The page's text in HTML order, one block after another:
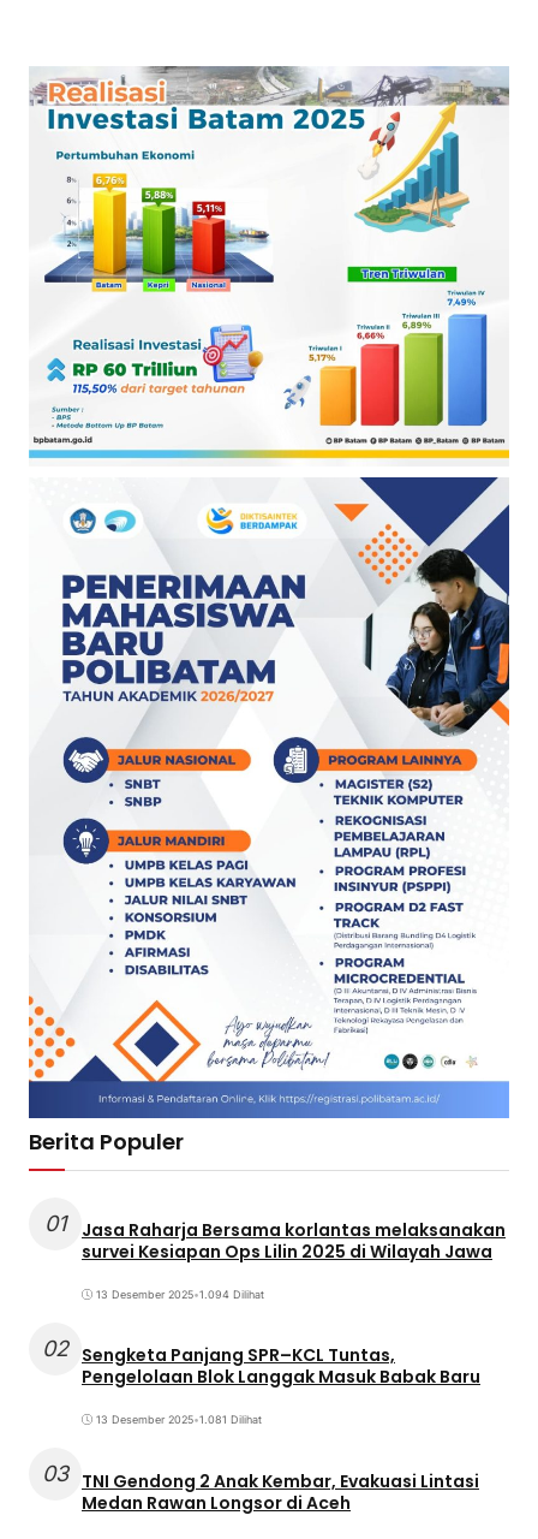
Berita Populer
01
Jasa Raharja Bersama korlantas melaksanakan
survei Kesiapan Ops Lilin 2025 di Wilayah Jawa
13 Desember 2025•1.094 Dilihat
02 Sengketa Panjang SPR–KCL Tuntas,
Pengelolaan Blok Langgak Masuk Babak Baru
13 Desember 2025•1.081 Dilihat
03 TNI Gendong 2 Anak Kembar, Evakuasi Lintasi
Medan Rawan Longsor di Aceh